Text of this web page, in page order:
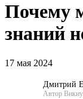
Почему
знаний
17 мая 2024
Дмитрий
Автор